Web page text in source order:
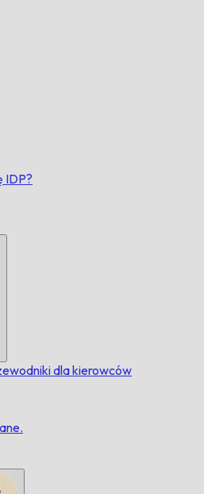
IDP?
dla kierowców